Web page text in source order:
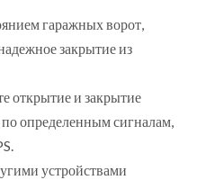
гаражных ворот,
закрытие из
открытие и закрытие
определенным сигналам,
устройствами